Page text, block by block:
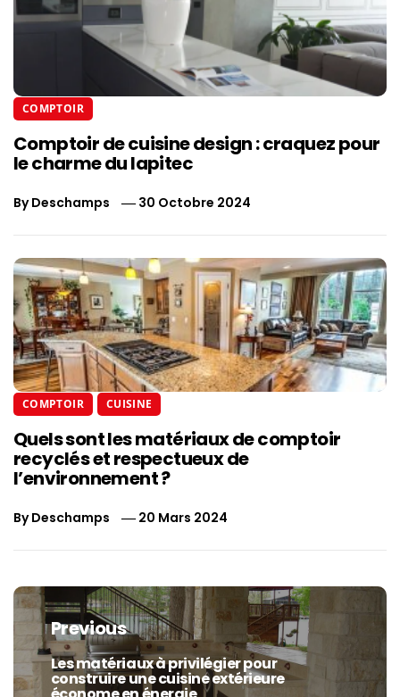
COMPTOIR
Comptoir de cuisine design : craquez pour
le charme du lapitec
ByDeschamps 30 Octobre 2024
COMPTOIR CUISINE
Quels sont les matériaux de comptoir
recyclés et respectueux de
l’environnement ?
ByDeschamps 20 Mars 2024
Navigation
de
l’article
Previous
Previous
post:
Les matériaux à privilégier pour
construire une cuisine extérieure